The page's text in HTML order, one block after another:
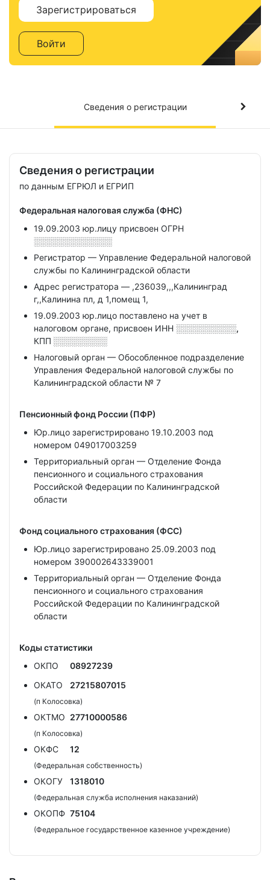
Зарегистрироваться
Войти
Сведения о регистрации
Сведения о регистрации
по данным ЕГРЮЛ и ЕГРИП
Федеральная налоговая служба (ФНС)
19.09.2003 юр.лицу присвоен ОГРН
░░░░░░░░░░░░░
Регистратор — Управление Федеральной налоговой
службы по Калининградской области
Адрес регистратора — ,236039,,,Калининград
г,,Калинина пл, д 1,помещ 1,
19.09.2003 юр.лицо поставлено на учет в
налоговом органе, присвоен ИНН ░░░░░░░░░░,
КПП ░░░░░░░░░
Налоговый орган — Обособленное подразделение
Управления Федеральной налоговой службы по
Калининградской области № 7
Пенсионный фонд России (ПФР)
Юр.лицо зарегистрировано 19.10.2003 под
номером 049017003259
Территориальный орган — Отделение Фонда
пенсионного и социального страхования
Российской Федерации по Калининградской
области
Фонд социального страхования (ФСС)
Юр.лицо зарегистрировано 25.09.2003 под
номером 390002643339001
Территориальный орган — Отделение Фонда
пенсионного и социального страхования
Российской Федерации по Калининградской
области
Коды статистики
ОКПО
08927239
ОКАТО
27215807015
(п Колосовка)
ОКТМО 27710000586
(п Колосовка)
ОКФС 12
(Федеральная собственность)
ОКОГУ 1318010
(Федеральная служба исполнения наказаний)
ОКОПФ 75104
(Федеральное государственное казенное учреждение)